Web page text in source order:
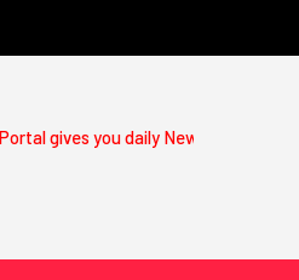
you daily News Updates on